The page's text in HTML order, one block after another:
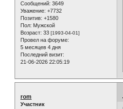
Сообщений: 3649
Уважение: +7732
Позитив: +1580
Пол: Мужской
Возраст: 33 [1993-04-01]
Провел на форуме:
5 месяцев 4 дня
Последний визит:
21-06-2026 22:05:19
rom
Участник